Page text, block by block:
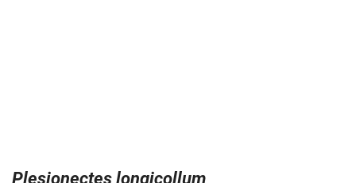
Plesionectes longicollum